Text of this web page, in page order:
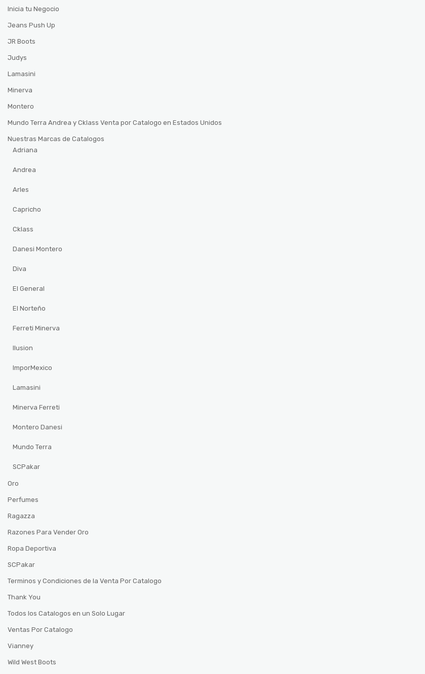
Inicia tu Negocio
Jeans Push Up
JR Boots
Judys
Lamasini
Minerva
Montero
Mundo Terra Andrea y Cklass Venta por Catalogo en Estados Unidos
Nuestras Marcas de Catalogos
Adriana
Andrea
Arles
Capricho
Cklass
Danesi Montero
Diva
El General
El Norteño
Ferreti Minerva
Ilusion
ImporMexico
Lamasini
Minerva Ferreti
Montero Danesi
Mundo Terra
SCPakar
Oro
Perfumes
Ragazza
Razones Para Vender Oro
Ropa Deportiva
SCPakar
Terminos y Condiciones de la Venta Por Catalogo
Thank You
Todos los Catalogos en un Solo Lugar
Ventas Por Catalogo
Vianney
Wild West Boots